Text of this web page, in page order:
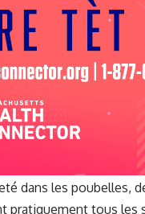
dans les poubelles,
pratiquement tous